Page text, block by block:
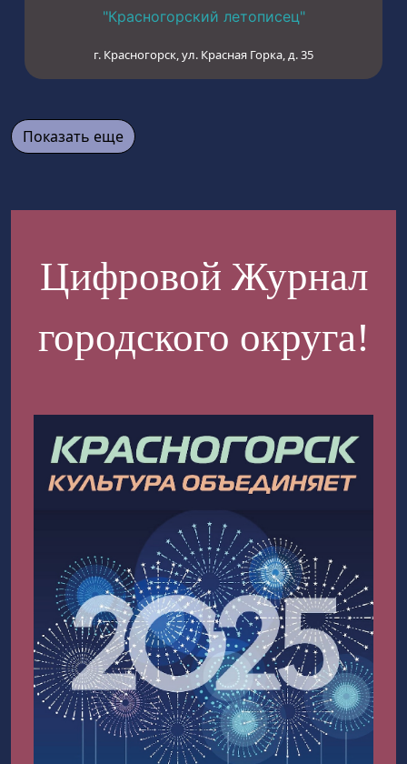
"Красногорский летописец"
г. Красногорск, ул. Красная Горка, д. 35
Показать еще
Цифровой Журнал
городского округа!